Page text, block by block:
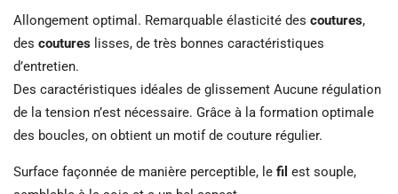
Allongement optimal. Remarquable élasticité des coutures,
des coutures lisses, de très bonnes caractéristiques
d’entretien.
Des caractéristiques idéales de glissement Aucune régulation
de la tension n’est nécessaire. Grâce à la formation optimale
des boucles, on obtient un motif de couture régulier.
Surface façonnée de manière perceptible, le fil est souple,